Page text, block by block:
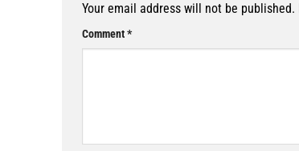
Your email address will not be published.
Comment*